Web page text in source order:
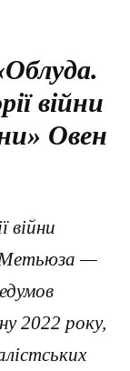
війни
Овен
війни
Метьюза —
2022 року,